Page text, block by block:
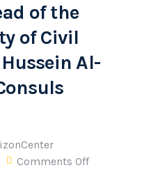
of the
of Civil
Al-
Comments Off